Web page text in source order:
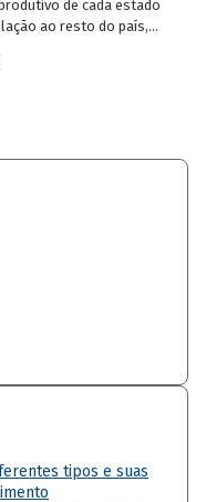
de cada estado
ao resto do país,
a um estado ou setor
tipos e suas